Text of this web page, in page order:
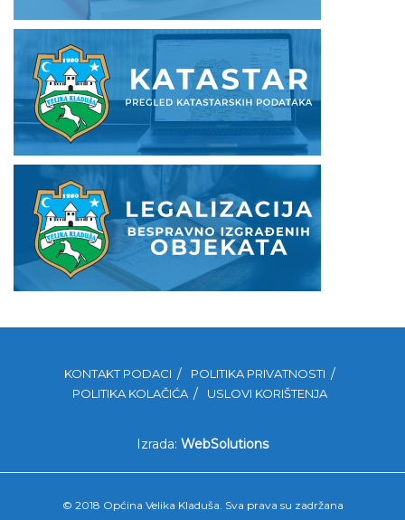
KONTAKT PODACI
POLITIKA PRIVATNOSTI
POLITIKA KOLAČIĆA
USLOVI KORIŠTENJA
Izrada: WebSolutions
© 2018 Općina Velika Kladuša. Sva prava su zadržana